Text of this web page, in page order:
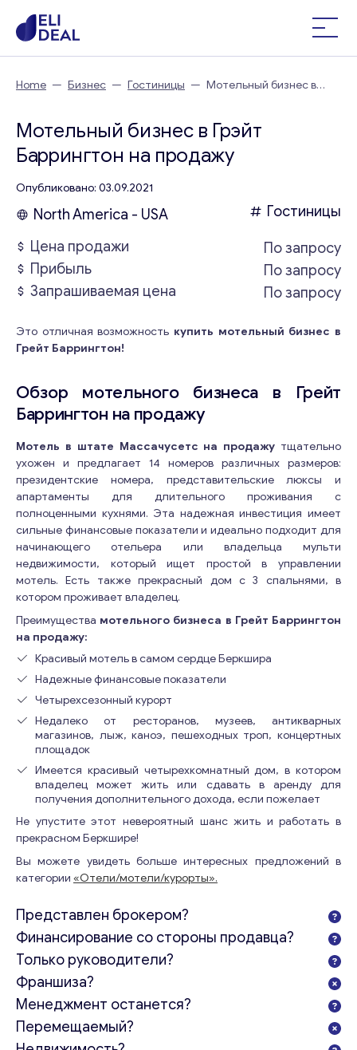
Home — Бизнес — Гостиницы — Мотельный бизнес в
Мотельный бизнес в Грэйт
Баррингтон на продажу
Опубликовано: 03.09.2021
North America - USA
Гостиницы
Цена продажи
По запросу
Прибыль
По запросу
Запрашиваемая цена
По запросу
Это отличная возможность купить мотельный бизнес в
Грейт Баррингтон!
Обзор мотельного бизнеса в Грейт
Баррингтон на продажу
Мотель в штате Массачусетс на продажу тщательно
ухожен и предлагает 14 номеров различных размеров:
президентские номера, представительские люксы и
апартаменты для длительного проживания с
полноценными кухнями. Эта надежная инвестиция имеет
сильные финансовые показатели и идеально подходит для
начинающего отельера или владельца мульти
недвижимости, который ищет простой в управлении
мотель. Есть также прекрасный дом с 3 спальнями, в
котором проживает владелец.
Преимущества мотельного бизнеса в Грейт Баррингтон
на продажу:
Красивый мотель в самом сердце Беркшира
Надежные финансовые показатели
Четырехсезонный курорт
Недалеко от ресторанов, музеев, антикварных
магазинов, лыж, каноэ, пешеходных троп, концертных
площадок
Имеется красивый четырехкомнатный дом, в котором
владелец может жить или сдавать в аренду для
получения дополнительного дохода, если пожелает
Не упустите этот невероятный шанс жить и работать в
прекрасном Беркшире!
Вы можете увидеть больше интересных предложений в
категории «Отели/мотели/курорты».
Представлен брокером?
Финансирование со стороны продавца?
Только руководители?
Франшиза?
Менеджмент останется?
Перемещаемый?